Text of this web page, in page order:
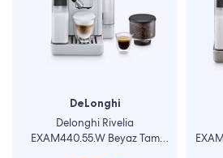
DeLonghi
Delonghi Rivelia
EXAM440.55.W Beyaz Tam